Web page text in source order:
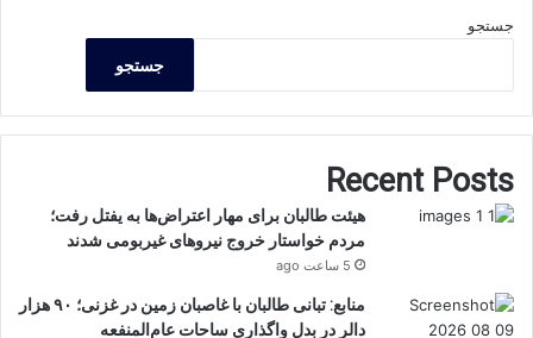
جستجو
جستجو
Recent Posts
هیئت طالبان برای مهار اعتراض‌ها به یفتل رفت؛
مردم خواستار خروج نیروهای غیربومی شدند
5 ساعت ago
منابع: تبانی طالبان با غاصبان زمین در غزنی؛ ۹۰ هزار
دالر در بدل واگذاری ساحات عام‌المنفعه